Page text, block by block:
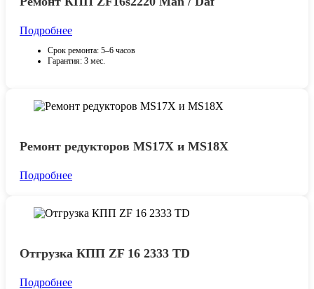
Подробнее
Срок ремонта: 5–6 часов
Гарантия: 3 мес.
Ремонт редукторов MS17X и MS18X
Подробнее
Отгрузка КПП ZF 16 2333 TD
Подробнее